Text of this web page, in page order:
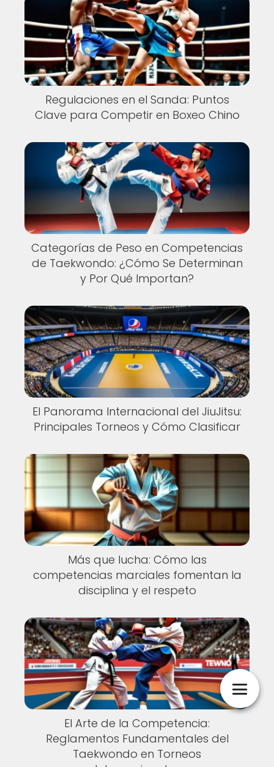
Regulaciones en el Sanda: Puntos
Clave para Competir en Boxeo Chino
Categorías de Peso en Competencias
de Taekwondo: ¿Cómo Se Determinan
y Por Qué Importan?
El Panorama Internacional del JiuJitsu:
Principales Torneos y Cómo Clasificar
Más que lucha: Cómo las
competencias marciales fomentan la
disciplina y el respeto
El Arte de la Competencia:
Reglamentos Fundamentales del
Taekwondo en Torneos